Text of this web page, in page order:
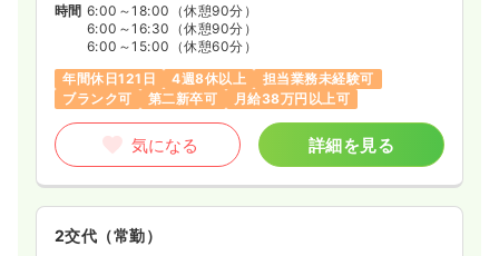
時間 6:00～18:00 （休憩90分）
6:00～16:30 （休憩90分）
6:00～15:00 （休憩60分）
年間休日121日
4週8休以上
担当業務未経験可
ブランク可
第二新卒可 月給38万円以上可
気になる 詳細を見る
2交代（常勤）